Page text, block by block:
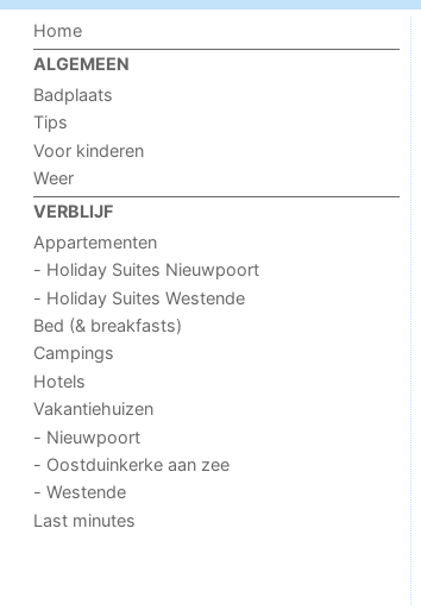
Home
ALGEMEEN
Badplaats
Tips
Voor kinderen
Weer
VERBLIJF
Appartementen
- Holiday Suites Nieuwpoort
- Holiday Suites Westende
Bed (& breakfasts)
Campings
Hotels
Vakantiehuizen
- Nieuwpoort
- Oostduinkerke aan zee
- Westende
Last minutes